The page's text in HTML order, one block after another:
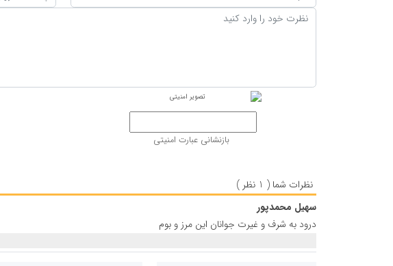
بازنشانی عبارت امنیتی
نظرات شما ( 1 نظر )
سهیل محمدپور
درود به شرف و غیرت جوانان این مرز و بوم